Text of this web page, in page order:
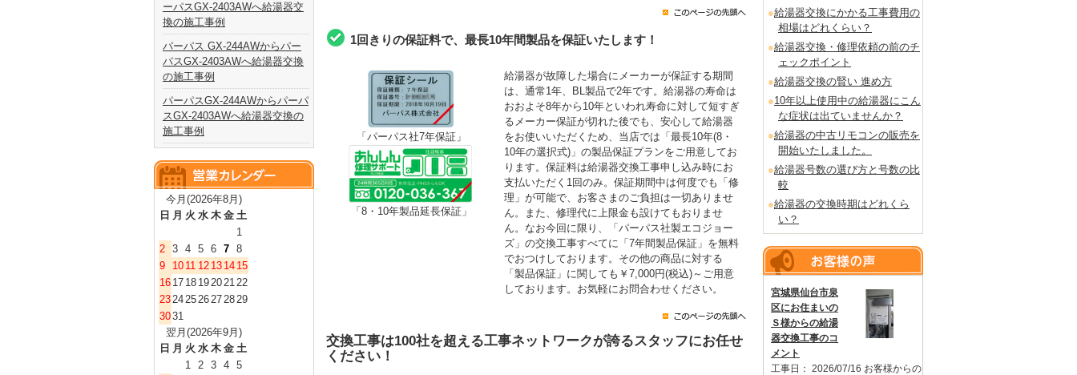
ーパスGX-2403AWへ給湯器交
換の施工事例
パーパス GX-244AWからパー
パスGX-2403AWへ給湯器交換
の施工事例
パーパスGX-244AWからパーパ
スGX-2403AWへ給湯器交換の
施工事例
今月(2026年8月)
日 月 火 水 木 金 土
1
2 3 4 5 6 7 8
9
10 11 12 13 14 15
16 17 18 19202122
23242526272829
3031
翌月(2026年9月)
日 月 火 水 木 金 土
1 2 3 4 5
給湯器交換にかかる工事費用の
相場はどれくらい？
給湯器交換・修理依頼の前のチ
ェックポイント
給湯器交換の賢い 進め方
10年以上使用中の給湯器にこん
な症状は出ていませんか？
給湯器の中古リモコンの販売を
開始いたしました。
給湯器号数の選び方と号数の比
較
給湯器の交換時期はどれくら
い？
宮城県仙台市泉
区にお住まいの
Ｓ様からの給湯
器交換工事のコ
メント
工事日： 2026/07/16 お客様からの
1回きりの保証料で、最長10年間製品を保証いたします！
「パーパス社7年保証」
「8・10年製品延長保証」
給湯器が故障した場合にメーカーが保証する期間
は、通常1年、BL製品で2年です。給湯器の寿命は
おおよそ8年から10年といわれ寿命に対して短すぎ
るメーカー保証が切れた後でも、安心して給湯器
をお使いいただくため、当店では「最長10年(8・
10年の選択式)」の製品保証プランをご用意してお
ります。保証料は給湯器交換工事申し込み時にお
支払いただく1回のみ。保証期間中は何度でも「修
理」が可能で、お客さまのご負担は一切ありませ
ん。また、修理代に上限金も設けてもおりませ
ん。なお今回に限り、「パーパス社製エコジョー
ズ」の交換工事すべてに「7年間製品保証」を無料
でおつけしております。その他の商品に対する
「製品保証」に関しても￥7,000円(税込)～ご用意
しております。お気軽にお問合わせください。
交換工事は100社を超える工事ネットワークが誇るスタッフにお任せ
ください！